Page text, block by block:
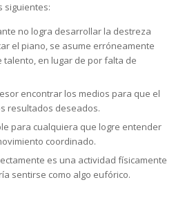
siguientes:
no logra desarrollar la destreza
el piano, se asume erróneamente
talento, en lugar de por falta de
encontrar los medios para que el
resultados deseados.
para cualquiera que logre entender
coordinado.
es una actividad físicamente
sentirse como algo eufórico.